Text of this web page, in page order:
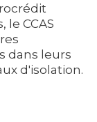
CCAS
dans leurs
d'isolation.